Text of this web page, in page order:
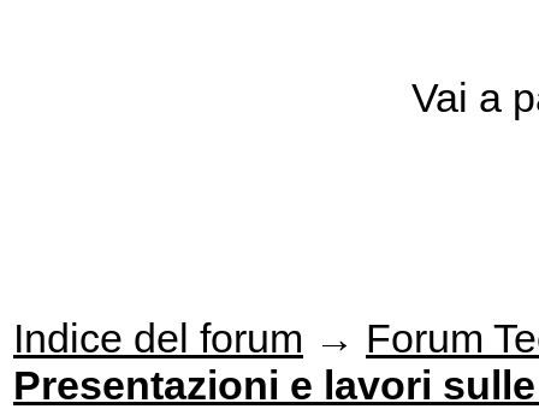
Vai a
Indice del forum → Forum
Presentazioni e lavori